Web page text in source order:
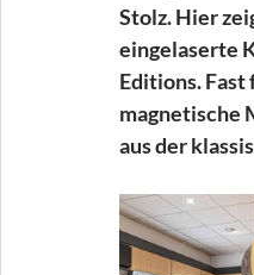
Stolz. Hier
eingelaserte
Editions.
magnetische
aus der